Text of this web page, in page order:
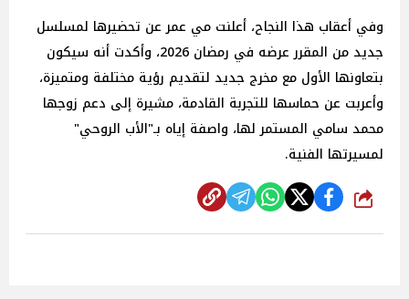
وفي أعقاب هذا النجاح، أعلنت مي عمر عن تحضيرها لمسلسل
جديد من المقرر عرضه في رمضان 2026، وأكدت أنه سيكون
بتعاونها الأول مع مخرج جديد لتقديم رؤية مختلفة ومتميزة،
وأعربت عن حماسها للتجربة القادمة، مشيرة إلى دعم زوجها
محمد سامي المستمر لها، واصفة إياه بـ"الأب الروحي"
لمسيرتها الفنية.
شارك